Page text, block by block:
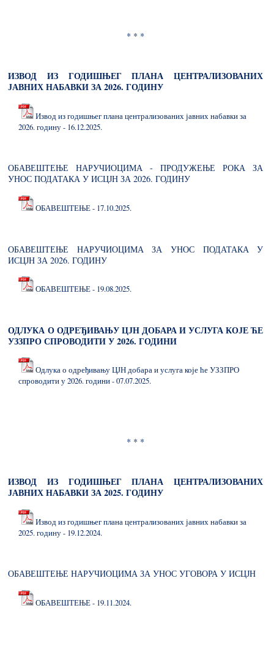
* * *
ИЗВОД ИЗ ГОДИШЊЕГ ПЛАНА ЦЕНТРАЛИЗОВАНИХ
ЈАВНИХ НАБАВКИ ЗА 2026. ГОДИНУ
Извод из годишњег плана централизованих јавних набавки за
2026. годину - 16.12.2025.
ОБАВЕШТЕЊЕ НАРУЧИОЦИМА - ПРОДУЖЕЊЕ РОКА ЗА
УНОС ПОДАТАКА У ИСЦЈН ЗА 2026. ГОДИНУ
ОБАВЕШТЕЊЕ - 17.10.2025.
ОБАВЕШТЕЊЕ НАРУЧИОЦИМА ЗА УНОС ПОДАТАКА У
ИСЦЈН ЗА 2026. ГОДИНУ
ОБАВЕШТЕЊЕ - 19.08.2025.
ОДЛУКА О ОДРЕЂИВАЊУ ЦЈН ДОБАРА И УСЛУГА КОЈЕ ЋЕ
УЗЗПРО СПРОВОДИТИ У 2026. ГОДИНИ
Одлука о одређивању ЦЈН добара и услуга које ће УЗЗПРО
спроводити у 2026. години - 07.07.2025.
* * *
ИЗВОД ИЗ ГОДИШЊЕГ ПЛАНА ЦЕНТРАЛИЗОВАНИХ
ЈАВНИХ НАБАВКИ ЗА 2025. ГОДИНУ
Извод из годишњег плана централизованих јавних набавки за
2025. годину - 19.12.2024.
ОБАВЕШТЕЊЕ НАРУЧИОЦИМА ЗА УНОС УГОВОРА У ИСЦЈН
ОБАВЕШТЕЊЕ - 19.11.2024.